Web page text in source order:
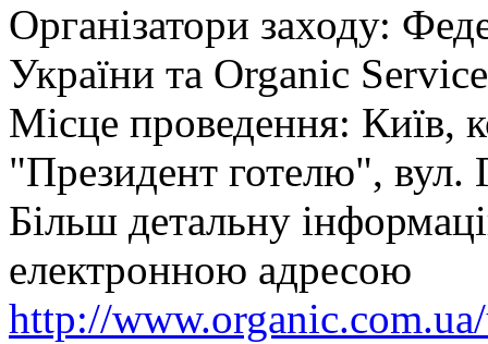
Організатори заходу:
України та Organic
Місце проведення: Київ,
"Президент готелю", вул.
Більш детальну
електронною адресою
http://